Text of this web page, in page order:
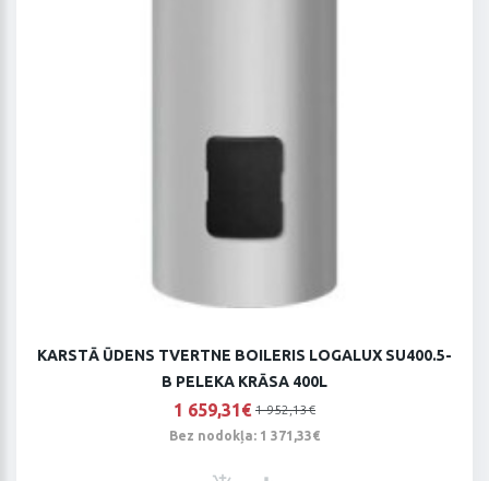
KARSTĀ ŪDENS TVERTNE BOILERIS LOGALUX SU400.5-
B PELEKA KRĀSA 400L
1 659,31€ 1 952,13€
Bez nodokļa: 1 371,33€